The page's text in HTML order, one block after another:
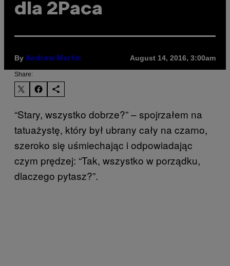
dla 2Paca
By Andrew Martin August 14, 2016, 3:00am
Share:
“Stary, wszystko dobrze?” – spojrzałem na
tatuażystę, który był ubrany cały na czarno,
szeroko się uśmiechając i odpowiadając
czym prędzej: “Tak, wszystko w porządku,
dlaczego pytasz?”.